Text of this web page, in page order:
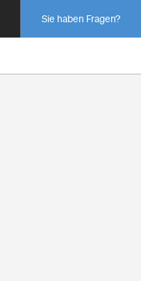
Sie haben Fragen?